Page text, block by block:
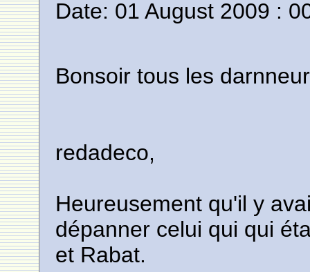
Date: 01 August 2009 :
Bonsoir tous les
redadeco,
Heureusement qu'il y
dépanner celui qui qui
et Rabat.